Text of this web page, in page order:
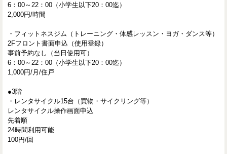
6：00～22：00（小学生以下20：00迄）
2,000円/時間
・フィットネスジム（トレーニング・体感レッスン・ヨガ・ダンス等）
2Fフロント書面申込（使用登録）
事前予約なし（当日使用可）
6：00～22：00（小学生以下20：00迄）
1,000円/月/住戸
●3階
・レンタサイクル15台（買物・サイクリング等）
レンタサイクル操作画面申込
先着順
24時間利用可能
100円/回